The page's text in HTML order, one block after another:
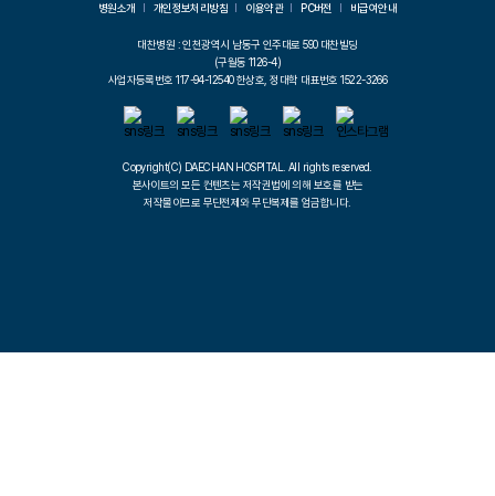
병원소개 개인정보처리방침 이용약관 PC버전 비급여안내
대찬병원 : 인천광역시 남동구 인주대로 590 대찬빌딩
(구월동 1126-4)
사업자등록번호 117-94-12540 한상호, 정대학 대표번호 1522-3266
Copyright(C) DAECHAN HOSPITAL. All rights reserved.
본사이트의 모든 컨텐츠는 저작권법에 의해 보호를 받는
저작물이므로 무단전제와 무단복제를 엄금합니다.